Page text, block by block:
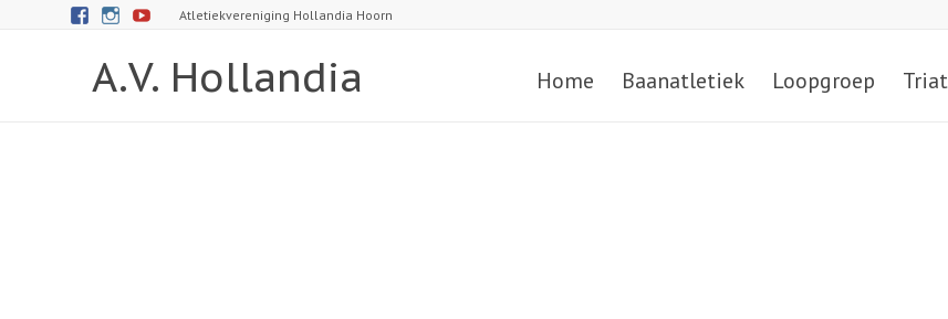
Atletiekvereniging Hollandia Hoorn
A.V. Hollandia Home Baanatletiek Loopgroep